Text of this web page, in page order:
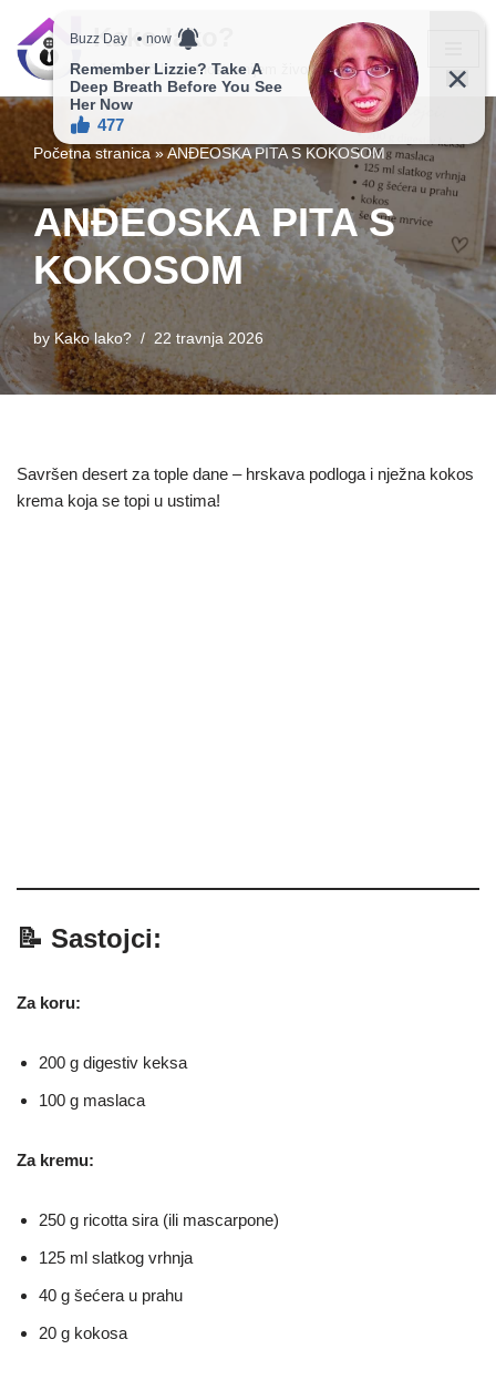
Skip
content
Kako lako?
Vaš vodič ka jednostavnijem životu!
Početna stranica »ANĐEOSKA PITA S KOKOSOM
ANĐEOSKA PITA S
KOKOSOM
byKako lako? 22 travnja 2026
Savršen desert za tople dane – hrskava podloga i nježna kokos
krema koja se topi u ustima!
📝 Sastojci:
Za koru:
200 g digestiv keksa
100 g maslaca
Za kremu:
250 g ricotta sira (ili mascarpone)
125 ml slatkog vrhnja
40 g šećera u prahu
20 g kokosa